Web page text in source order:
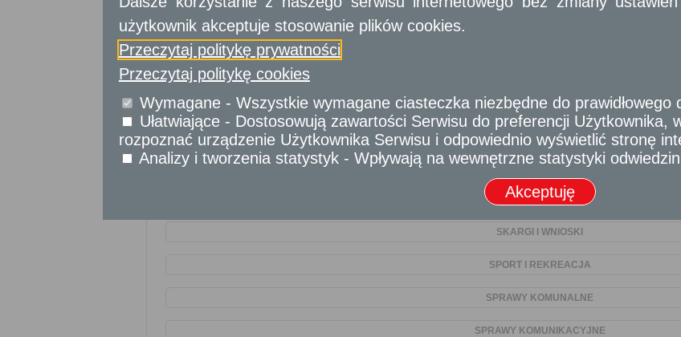
OŚWIATA
PODATKI I OPŁATY LOKALNE
POLITYKA LOKALOWA
POLITYKA SPOŁECZNA
SKARGI I WNIOSKI
SPORT I REKREACJA
SPRAWY KOMUNALNE
SPRAWY KOMUNIKACYJNE
użytkownik akceptuje stosowanie plików cookies.
Przeczytaj politykę prywatności
Przeczytaj politykę cookies
Wymagane - Wszystkie wymagane ciasteczka niezbędne do prawidłowego
Ułatwiające - Dostosowują zawartości Serwisu do preferencji Użytkownika,
rozpoznać urządzenie Użytkownika Serwisu i odpowiednio wyświetlić stronę
Analizy i tworzenia statystyk - Wpływają na wewnętrzne statystyki
Akceptuję